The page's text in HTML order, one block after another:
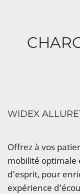
WIDEX
Offrez à vos
mobilité
d’esprit, pour
expérience